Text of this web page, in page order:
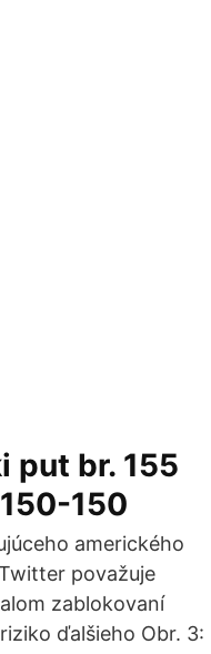
put br. 155
150
amerického
považuje
zablokovaní
ďalšieho Obr. 3: